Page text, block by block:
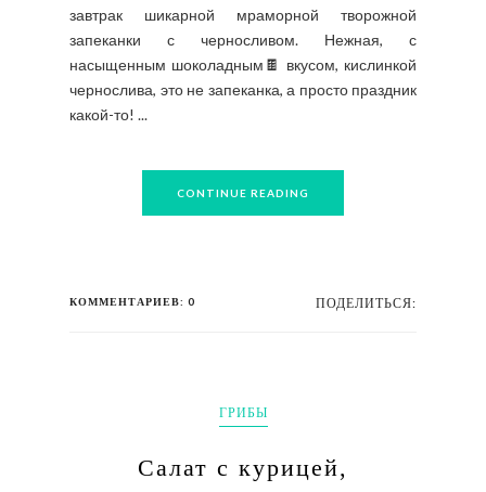
завтрак шикарной мраморной творожной
запеканки с черносливом. Нежная, с
насыщенным шоколадным🍫 вкусом, кислинкой
чернослива, это не запеканка, а просто праздник
какой-то! ...
CONTINUE READING
КОММЕНТАРИЕВ: 0 ПОДЕЛИТЬСЯ:
ГРИБЫ
Салат с курицей,